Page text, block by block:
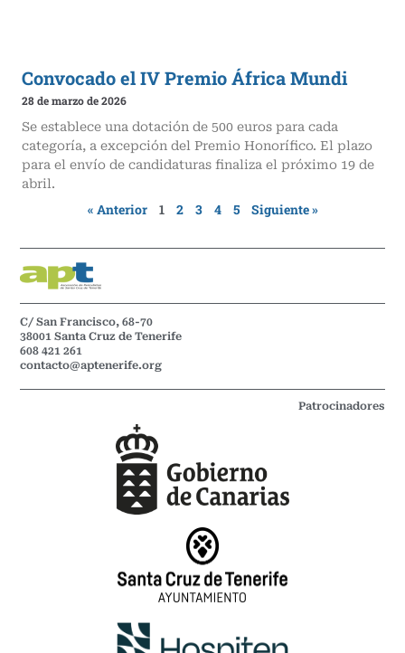
Convocado el IV Premio África Mundi
28 de marzo de 2026
Se establece una dotación de 500 euros para cada
categoría, a excepción del Premio Honorífico. El plazo
para el envío de candidaturas finaliza el próximo 19 de
abril.
« Anterior 1 2 3 4 5 Siguiente »
C/ San Francisco, 68-70
38001 Santa Cruz de Tenerife
608 421 261
contacto@aptenerife.org
Patrocinadores